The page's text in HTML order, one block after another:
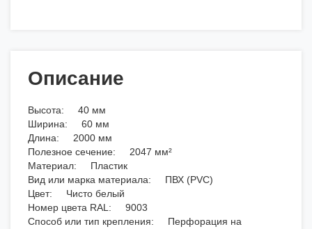
Описание
Высота: 40 мм
Ширина: 60 мм
Длина: 2000 мм
Полезное сечение: 2047 мм²
Материал: Пластик
Вид или марка материала: ПВХ (PVC)
Цвет: Чисто белый
Номер цвета RAL: 9003
Способ или тип крепления: Перфорация на